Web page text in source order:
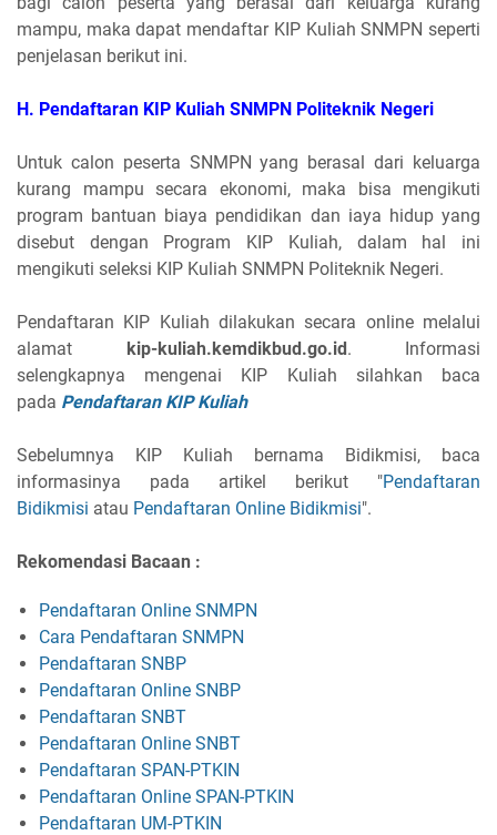
mampu, maka dapat mendaftar KIP Kuliah SNMPN seperti
penjelasan berikut ini.
H. Pendaftaran KIP Kuliah SNMPN Politeknik Negeri
Untuk calon peserta SNMPN yang berasal dari keluarga
kurang mampu secara ekonomi, maka bisa mengikuti
program bantuan biaya pendidikan dan iaya hidup yang
disebut dengan Program KIP Kuliah, dalam hal ini
mengikuti seleksi KIP Kuliah SNMPN Politeknik Negeri.
Pendaftaran KIP Kuliah dilakukan secara online melalui
alamat kip-kuliah.kemdikbud.go.id. Informasi
selengkapnya mengenai KIP Kuliah silahkan baca
pada Pendaftaran KIP Kuliah
Sebelumnya KIP Kuliah bernama Bidikmisi, baca
informasinya pada artikel berikut "Pendaftaran
Bidikmisi atau Pendaftaran Online Bidikmisi".
Rekomendasi Bacaan :
Pendaftaran Online SNMPN
Cara Pendaftaran SNMPN
Pendaftaran SNBP
Pendaftaran Online SNBP
Pendaftaran SNBT
Pendaftaran Online SNBT
Pendaftaran SPAN-PTKIN
Pendaftaran Online SPAN-PTKIN
Pendaftaran UM-PTKIN